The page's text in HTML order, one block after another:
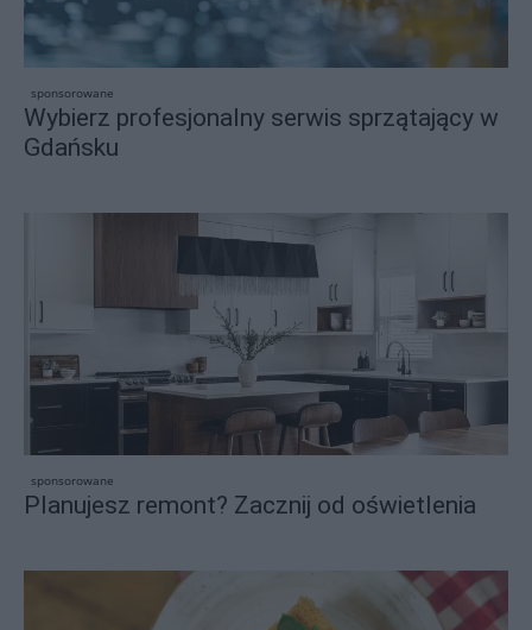
sponsorowane
Wybierz profesjonalny serwis sprzątający w
Gdańsku
sponsorowane
Planujesz remont? Zacznij od oświetlenia